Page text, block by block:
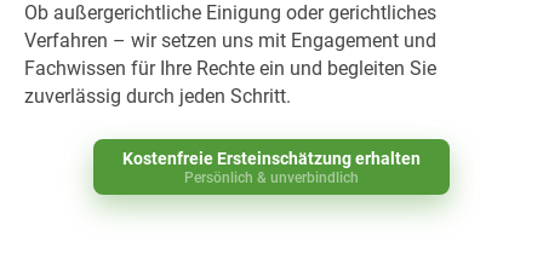
Ob außergerichtliche Einigung oder gerichtliches
Verfahren – wir setzen uns mit Engagement und
Fachwissen für Ihre Rechte ein und begleiten Sie
zuverlässig durch jeden Schritt.
Kostenfreie Ersteinschätzung erhalten
Persönlich & unverbindlich